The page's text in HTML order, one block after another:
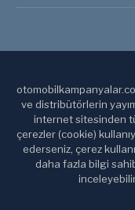
ve distribütörlerin
internet sitesinden
çerezler (cookie)
ederseniz, çerez
daha fazla bilgi